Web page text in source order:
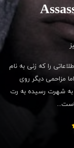
را که زنی به نام
مزاحمی دیگر روی
به شهرت رسیده به رت